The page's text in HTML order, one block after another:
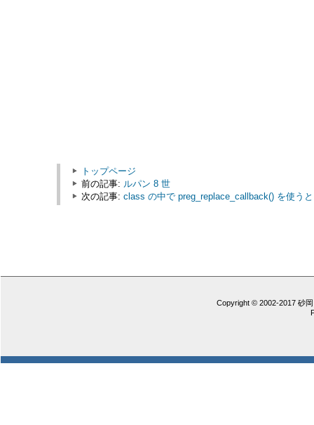
トップページ
前の記事: ルパン 8 世
次の記事: class の中で preg_replace_callback() を使う
Copyright © 2002-2017 砂